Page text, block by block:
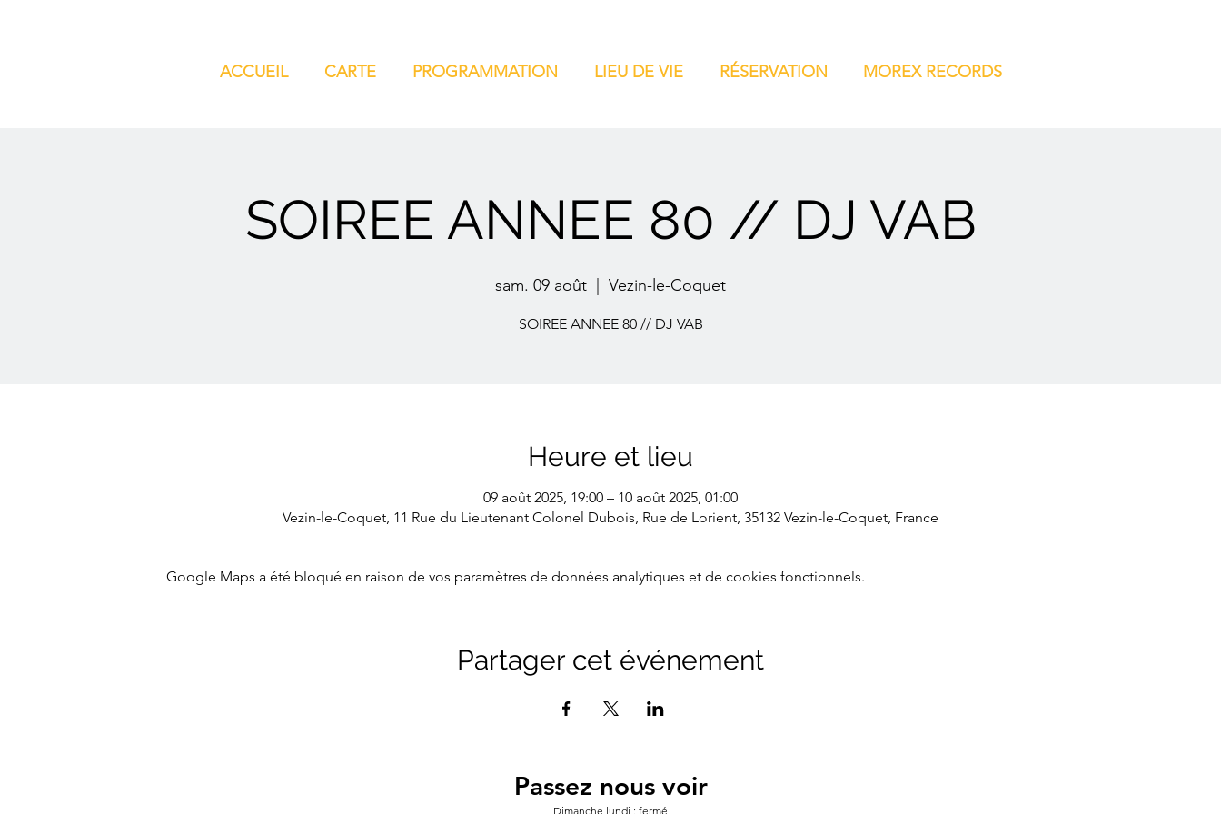
ACCUEIL CARTE PROGRAMMATION LIEU DE VIE RÉSERVATION MOREX RECORDS
SOIREE ANNEE 80 // DJ VAB
sam. 09 août Vezin-le-Coquet
SOIREE ANNEE 80 // DJ VAB
Heure et lieu
09 août 2025, 19:00 – 10 août 2025, 01:00
Vezin-le-Coquet, 11 Rue du Lieutenant Colonel Dubois, Rue de Lorient, 35132 Vezin-le-Coquet, France
Google Maps a été bloqué en raison de vos paramètres de données analytiques et de cookies fonctionnels.
Partager cet événement
Passez nous voir
Dimanche lundi : fermé